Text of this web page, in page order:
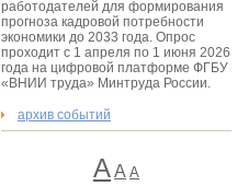
работодателей для формирования
прогноза кадровой потребности
экономики до 2033 года. Опрос
проходит с 1 апреля по 1 июня 2026
года на цифровой платформе ФГБУ
«ВНИИ труда» Минтруда России.
архив событий
АA А